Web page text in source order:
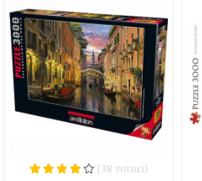
relaxantă de a evada din
abilitățile de rezolvare a
piese, acest puzzle este
provocări și pentru cei
îmbunătățească concentrarea
gânduri, dăruiește acest
experiență întreagă de
(38 voturi)